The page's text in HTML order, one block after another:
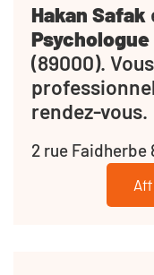
Hakan Safak
Psychologue
(89000).
rendez-vous.
2 rue Faidherbe